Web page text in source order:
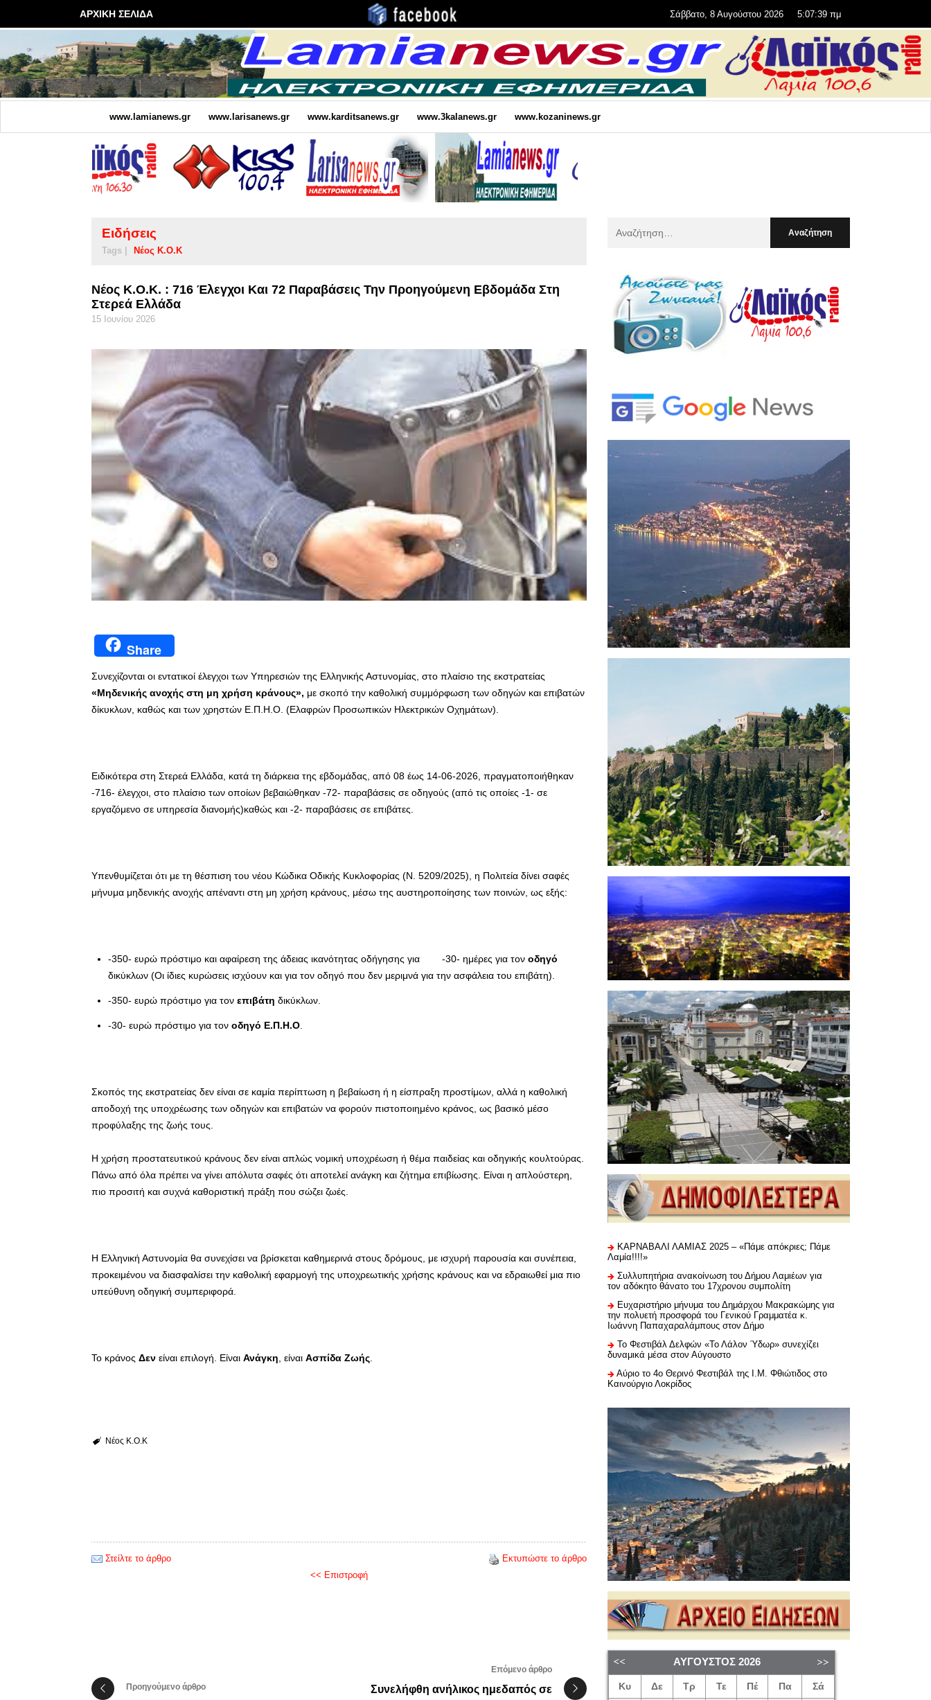
ΑΡΧΙΚΗ ΣΕΛΙΔΑ Σάββατο, 8 Αυγούστου 2026 5:07:40 πμ
www.lamianews.gr www.larisanews.gr www.karditsanews.gr www.3kalanews.gr www.kozaninews.gr
Ειδήσεις
Tags | Νέος Κ.Ο.Κ
Νέος Κ.Ο.Κ. : 716 Έλεγχοι Και 72 Παραβάσεις Την Προηγούμενη Εβδομάδα Στη
Στερεά Ελλάδα
15 Ιουνίου 2026
Share
Συνεχίζονται οι εντατικοί έλεγχοι των Υπηρεσιών της Ελληνικής Αστυνομίας, στο πλαίσιο της εκστρατείας
«Μηδενικής ανοχής στη μη χρήση κράνους», με σκοπό την καθολική συμμόρφωση των οδηγών και επιβατών
δίκυκλων, καθώς και των χρηστών Ε.Π.Η.Ο. (Ελαφρών Προσωπικών Ηλεκτρικών Οχημάτων).
Ειδικότερα στη Στερεά Ελλάδα, κατά τη διάρκεια της εβδομάδας, από 08 έως 14-06-2026, πραγματοποιήθηκαν
-716- έλεγχοι, στο πλαίσιο των οποίων βεβαιώθηκαν -72- παραβάσεις σε οδηγούς (από τις οποίες -1- σε
εργαζόμενο σε υπηρεσία διανομής)καθώς και -2- παραβάσεις σε επιβάτες.
Υπενθυμίζεται ότι με τη θέσπιση του νέου Κώδικα Οδικής Κυκλοφορίας (Ν. 5209/2025), η Πολιτεία δίνει σαφές
μήνυμα μηδενικής ανοχής απέναντι στη μη χρήση κράνους, μέσω της αυστηροποίησης των ποινών, ως εξής:
-350- ευρώ πρόστιμο και αφαίρεση της άδειας ικανότητας οδήγησης για -30- ημέρες για τον οδηγό
δικύκλων (Οι ίδιες κυρώσεις ισχύουν και για τον οδηγό που δεν μεριμνά για την ασφάλεια του επιβάτη).
-350- ευρώ πρόστιμο για τον επιβάτη δικύκλων.
-30- ευρώ πρόστιμο για τον οδηγό Ε.Π.Η.Ο.
Σκοπός της εκστρατείας δεν είναι σε καμία περίπτωση η βεβαίωση ή η είσπραξη προστίμων, αλλά η καθολική
αποδοχή της υποχρέωσης των οδηγών και επιβατών να φορούν πιστοποιημένο κράνος, ως βασικό μέσο
προφύλαξης της ζωής τους.
Η χρήση προστατευτικού κράνους δεν είναι απλώς νομική υποχρέωση ή θέμα παιδείας και οδηγικής κουλτούρας.
Πάνω από όλα πρέπει να γίνει απόλυτα σαφές ότι αποτελεί ανάγκη και ζήτημα επιβίωσης. Είναι η απλούστερη,
πιο προσιτή και συχνά καθοριστική πράξη που σώζει ζωές.
Η Ελληνική Αστυνομία θα συνεχίσει να βρίσκεται καθημερινά στους δρόμους, με ισχυρή παρουσία και συνέπεια,
προκειμένου να διασφαλίσει την καθολική εφαρμογή της υποχρεωτικής χρήσης κράνους και να εδραιωθεί μια πιο
υπεύθυνη οδηγική συμπεριφορά.
Το κράνος Δεν είναι επιλογή. Είναι Ανάγκη, είναι Ασπίδα Ζωής.
Νέος Κ.Ο.Κ
Στείλτε το άρθρο
Εκτυπώστε το άρθρο
<< Επιστροφή
Προηγούμενο άρθρο
Επόμενο άρθρο
Συνελήφθη ανήλικος ημεδαπός σε
ΚΑΡΝΑΒΑΛΙ ΛΑΜΙΑΣ 2025 – «Πάμε απόκριες; Πάμε
Λαμία!!!!»
Συλλυπητήρια ανακοίνωση του Δήμου Λαμιέων για
τον αδόκητο θάνατο του 17χρονου συμπολίτη
Ευχαριστήριo μήνυμα του Δημάρχου Μακρακώμης για
την πολυετή προσφορά του Γενικού Γραμματέα κ.
Ιωάννη Παπαχαραλάμπους στον Δήμο
Το Φεστιβάλ Δελφών «Το Λάλον Ύδωρ» συνεχίζει
δυναμικά μέσα στον Αύγουστο
Αύριο το 4ο Θερινό Φεστιβάλ της Ι.Μ. Φθιώτιδος στο
Καινούργιο Λοκρίδος
ΑΎΓΟΥΣΤΟΣ 2026
Κυ Δε Τρ Τε Πέ Πα Σά